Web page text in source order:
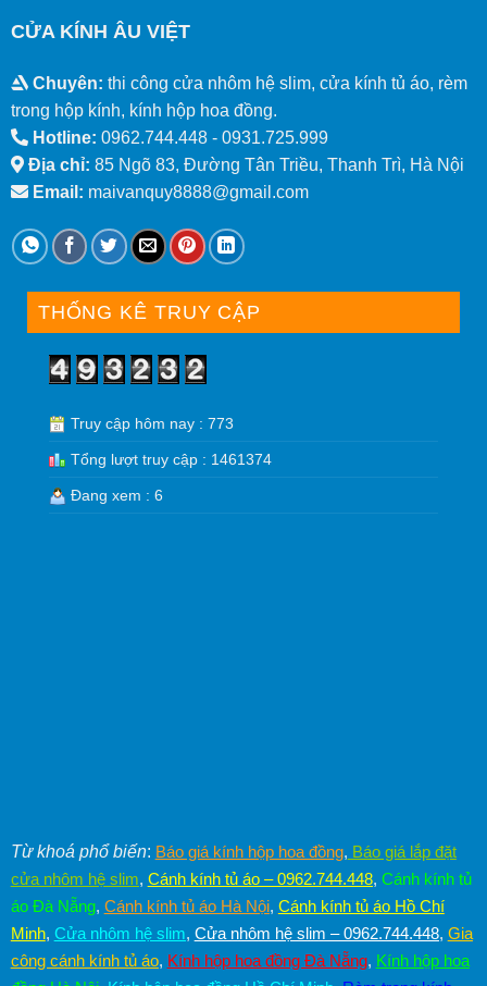
CỬA KÍNH ÂU VIỆT
Chuyên: thi công cửa nhôm hệ slim, cửa kính tủ áo, rèm
trong hộp kính, kính hộp hoa đồng.
Hotline: 0962.744.448 - 0931.725.999
Địa chỉ: 85 Ngõ 83, Đường Tân Triều, Thanh Trì, Hà Nội
Email: maivanquy8888@gmail.com
THỐNG KÊ TRUY CẬP
Truy cập hôm nay : 773
Tổng lượt truy cập : 1461374
Đang xem : 6
Từ khoá phổ biến: Báo giá kính hộp hoa đồng, Báo giá lắp đặt
cửa nhôm hệ slim, Cánh kính tủ áo – 0962.744.448, Cánh kính tủ
áo Đà Nẵng, Cánh kính tủ áo Hà Nội, Cánh kính tủ áo Hồ Chí
Minh, Cửa nhôm hệ slim, Cửa nhôm hệ slim – 0962.744.448, Gia
công cánh kính tủ áo, Kính hộp hoa đồng Đà Nẵng, Kính hộp hoa